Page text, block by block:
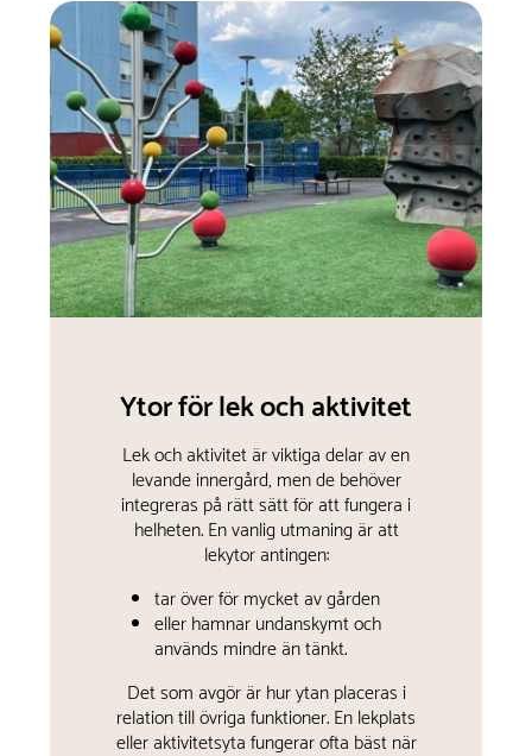
Ytor för lek och aktivitet
Lek och aktivitet är viktiga delar av en
levande innergård, men de behöver
integreras på rätt sätt för att fungera i
helheten. En vanlig utmaning är att
lekytor antingen:
tar över för mycket av gården
eller hamnar undanskymt och
används mindre än tänkt.
Det som avgör är hur ytan placeras i
relation till övriga funktioner. En lekplats
eller aktivitetsyta fungerar ofta bäst när